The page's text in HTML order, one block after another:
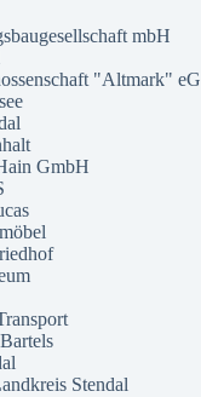
mbH
"Altmark" eG
GmbH
Stendal